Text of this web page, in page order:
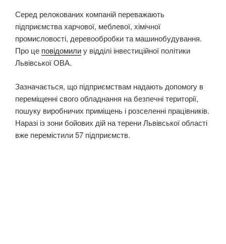
Серед релокованих компаній переважають
підприємства харчової, меблевої, хімічної
промисловості, деревообробки та машинобудування.
Про це повідомилиу відділі інвестиційної політики
Львівської ОВА.
Зазначається, що підприємствам надають допомогу в
переміщенні свого обладнання на безпечні території,
пошуку виробничих приміщень і розселенні працівників.
Наразі із зони бойових дій на терени Львівської області
вже перемістили 57 підприємств.